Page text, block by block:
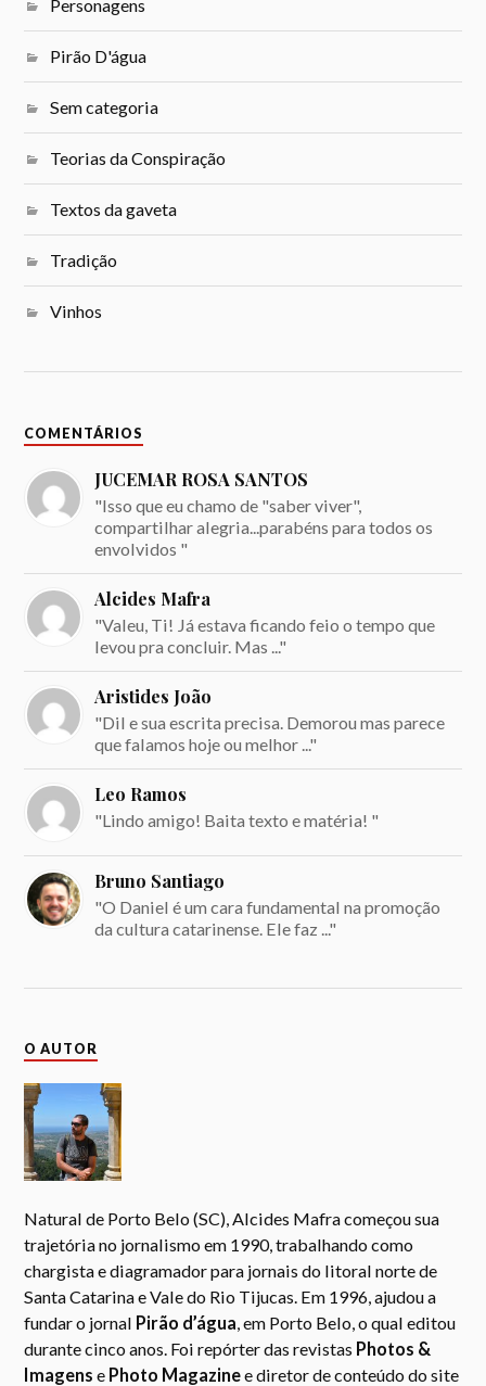
Personagens
Pirão D'água
Sem categoria
Teorias da Conspiração
Textos da gaveta
Tradição
Vinhos
COMENTÁRIOS
JUCEMAR ROSA SANTOS
"Isso que eu chamo de "saber viver",
compartilhar alegria...parabéns para todos os
envolvidos "
Alcides Mafra
"Valeu, Ti! Já estava ficando feio o tempo que
levou pra concluir. Mas ..."
Aristides João
"Dil e sua escrita precisa. Demorou mas parece
que falamos hoje ou melhor ..."
Leo Ramos
"Lindo amigo! Baita texto e matéria! "
Bruno Santiago
"O Daniel é um cara fundamental na promoção
da cultura catarinense. Ele faz ..."
O AUTOR
Natural de Porto Belo (SC), Alcides Mafra começou sua
trajetória no jornalismo em 1990, trabalhando como
chargista e diagramador para jornais do litoral norte de
Santa Catarina e Vale do Rio Tijucas. Em 1996, ajudou a
fundar o jornal Pirão d’água , em Porto Belo, o qual editou
durante cinco anos. Foi repórter das revistas Photos &
Imagens e Photo Magazinee diretor de conteúdo do site